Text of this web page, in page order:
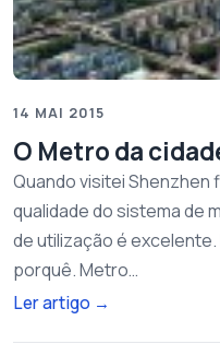
14 MAI 2015
O Metro da
Quando visitei Shenzhen
qualidade do sistema de
de utilização é
porquê. Metro…
Ler artigo →